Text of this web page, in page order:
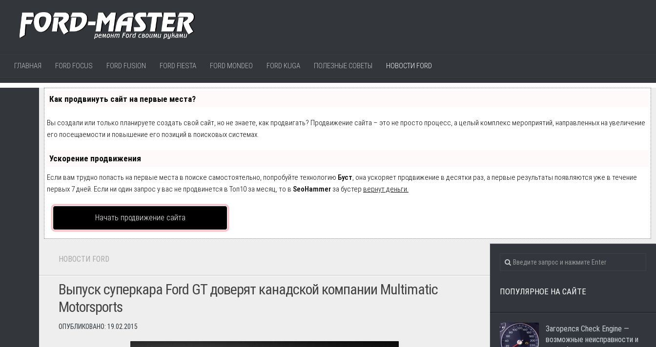
ГЛАВНАЯ FORD FOCUS FORD FUSION FORD FIESTA FORD MONDEO FORD KUGA ПОЛЕЗНЫЕ СОВЕТЫ НОВОСТИ FORD
Как продвинуть сайт на первые места?
Вы создали или только планируете создать свой сайт, но не знаете, как продвигать? Продвижение сайта – это не просто процесс, а целый комплекс мероприятий, направленных на увеличение
его посещаемости и повышение его позиций в поисковых системах.
Ускорение продвижения
Если вам трудно попасть на первые места в поиске самостоятельно, попробуйте технологию Буст, она ускоряет продвижение в десятки раз, а первые результаты появляются уже в течение
первых 7 дней. Если ни один запрос у вас не продвинется в Топ10 за месяц, то в SeoHammer за бустер вернут деньги.
Начать продвижение сайта
НОВОСТИ FORD
Выпуск суперкара Ford GT доверят канадской компании Multimatic
Motorsports
ОПУБЛИКОВАНО: 19.02.2015
ПОПУЛЯРНОЕ НА САЙТЕ
Загорелся Check Engine —
возможные неисправности и